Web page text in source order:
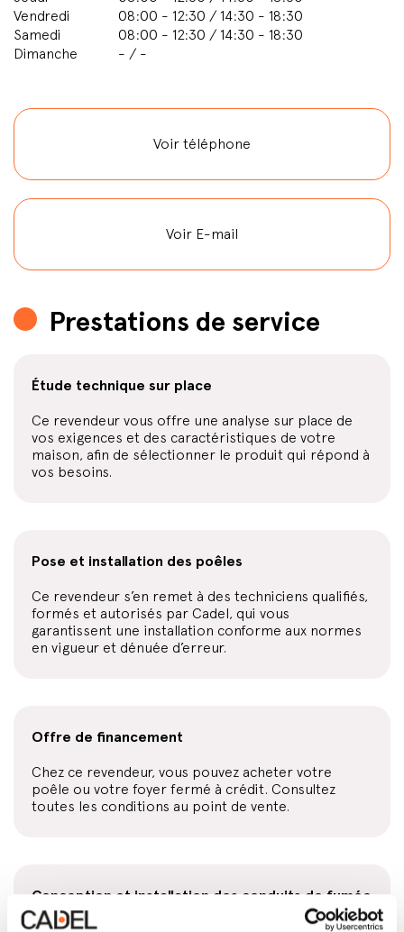
Vendredi
08:00 - 12:30 / 14:30 - 18:30
Samedi
08:00 - 12:30 / 14:30 - 18:30
Dimanche
- / -
Voir téléphone
Voir E-mail
Prestations de service
Étude technique sur place
Ce revendeur vous offre une analyse sur place de
vos exigences et des caractéristiques de votre
maison, afin de sélectionner le produit qui répond à
vos besoins.
Pose et installation des poêles
Ce revendeur s’en remet à des techniciens qualifiés,
formés et autorisés par Cadel, qui vous
garantissent une installation conforme aux normes
en vigueur et dénuée d’erreur.
Offre de financement
Chez ce revendeur, vous pouvez acheter votre
poêle ou votre foyer fermé à crédit. Consultez
toutes les conditions au point de vente.
Conception et installation des conduits de fumée